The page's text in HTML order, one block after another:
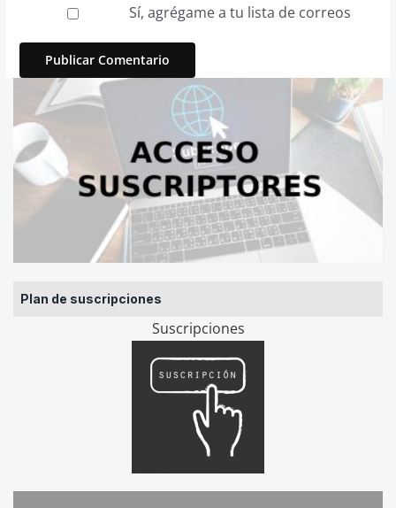
Plan de suscripciones
Suscripciones
Sí, agrégame a tu lista de correos